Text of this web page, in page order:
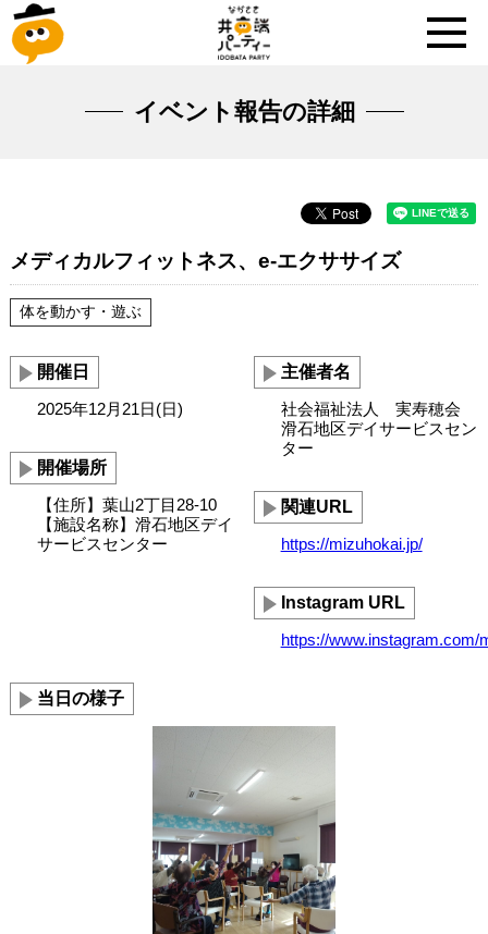
イベント報告の詳細
メディカルフィットネス、e-エクササイズ
体を動かす・遊ぶ
開催日
2025年12月21日(日)
開催場所
【住所】葉山2丁目28-10
【施設名称】滑石地区デイ
サービスセンター
主催者名
社会福祉法人 実寿穂会
滑石地区デイサービスセン
ター
関連URL
https://mizuhokai.jp/
Instagram URL
https://www.instagram.com/
当日の様子